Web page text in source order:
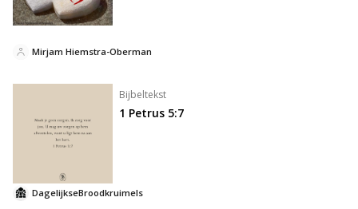
Mirjam Hiemstra-Oberman
Bijbeltekst
1 Petrus 5:7
DagelijkseBroodkruimels